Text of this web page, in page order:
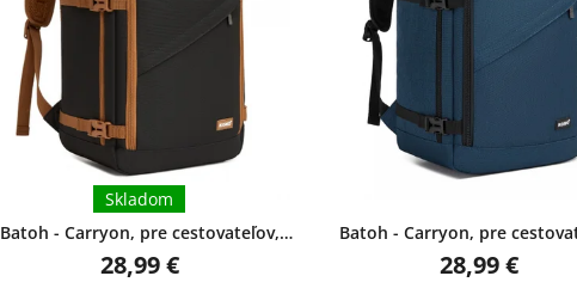
Batoh - Carryon, pre cestovateľov,
čierno/hnedý
Skladom
28,99 €
Batoh - Carryon, pre
modrý
28,99 €